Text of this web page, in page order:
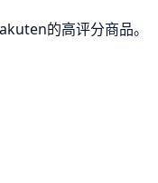
的高评分商品。